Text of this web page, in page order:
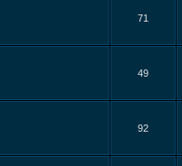
71
49
92